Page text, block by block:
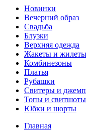
Новинки
Вечерний образ
Свадьба
Блузки
Верхняя одежда
Жакеты и жилеты
Комбинезоны
Платья
Рубашки
Свитеры и
Топы и свитшоты
Юбки и шорты
Главная